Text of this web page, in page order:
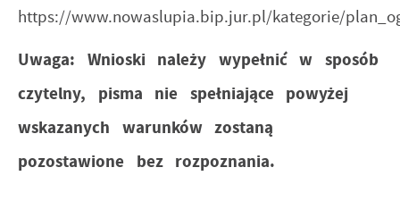
https://www.nowaslupia.bip.jur.pl/kategorie/
Uwaga: Wnioski należy wypełnić w sposób
czytelny, pisma nie spełniające powyżej
wskazanych warunków zostaną
pozostawione bez rozpoznania.